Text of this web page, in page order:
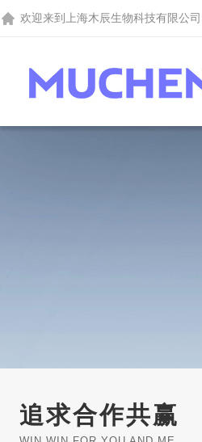
欢迎来到 上海木辰生物科技有限公司
追求合作共赢